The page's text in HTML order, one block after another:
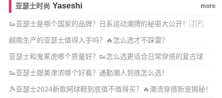
亚瑟士时尚 Yaseshi more
👟亚瑟士是哪个国家的品牌？日系运动潮牌的秘密大公开！🇯🇵
越南生产的亚瑟士值得入手吗？🔥怎么选才不踩雷？
亚瑟士和鬼冢虎哪个质量好？👟怎么选更适合日常穿搭的复古球
鞋？
👟亚瑟士跟美津浓哪个好看？通勤潮人到底怎么选！
🎾亚瑟士2024新款网球鞋到底值不值得买？🔥潮流穿搭新宠揭秘！